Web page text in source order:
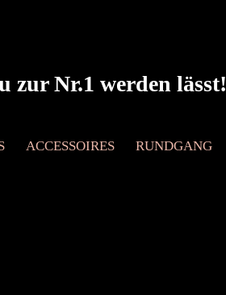
zur Nr.1 werden lässt!
RUNDGANG
ACCESSOIRES